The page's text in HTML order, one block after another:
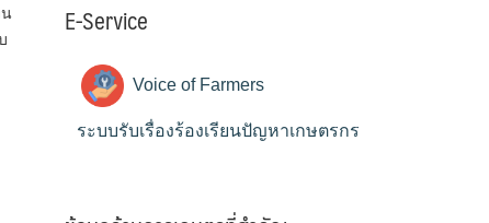
E-Service
Voice of Farmers
ระบบรับเรื่องร้องเรียนปัญหาเกษตรกร